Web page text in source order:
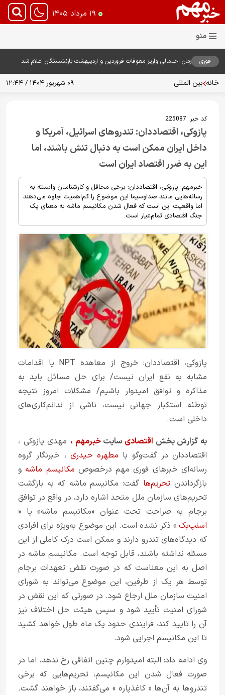
۱۹ مرداد ۱۴۰۵
فوری زمان احتمالی واریز معوقات فروردین و اردیبهشت بازنشستگان اعلام شد
خانه بین المللی ۰۹ شهریور ۱۴۰۴ / ۱۲:۴۴
کد خبر: 225087
پازوکی، اقتصاددان: تندروهای اسرائیل، آمریکا و
داخل ایران ممکن است به دنبال تنش باشند، اما
این به ضرر اقتصاد ایران است
خبرمهم: پازوکی، اقتصاددان: برخی محافل و کارشناسان وابسته به
رسانه‌هایی مانند صداوسیما این موضوع را کم‌اهمیت جلوه می‌دهند
اما واقعیت این است که فعال شدن مکانیسم ماشه به معنای یک
جنگ اقتصادی تمام‌عیار است.
پازوکی، اقتصاددان: خروج از معاهده NPT یا اقدامات
مشابه به نفع ایران نیست/ برای حل مسائل باید به
مذاکره و توافق امیدوار باشیم/ مشکلات امروز نتیجه
توطئه استکبار جهانی نیست، ناشی از ندانم‌کاری‌های
داخلی است.
به گزارش بخش اقتصادی سایتخبرمهم ، مهدی پازوکی ،
اقتصاددان در گفت‌وگو با مطهره حیدری ، خبرنگار گروه
رسانه‌ای خبرهای فوری مهم در‌خصوص مکانیسم ماشه و
بازگرداندن تحریم‌ها گفت: مکانیسم ماشه که به بازگشت
تحریم‌های سازمان ملل متحد اشاره دارد، در واقع در توافق
برجام به صراحت تحت عنوان «مکانیسم ماشه» یا «
اسنپ‌بک » ذکر نشده است. این موضوع به‌ویژه برای افرادی
که دیدگاه‌های تندرو دارند و ممکن است درک کاملی از این
مسئله نداشته باشند، قابل توجه است. مکانیسم ماشه در
اصل به این معناست که در صورت نقض تعهدات برجام
توسط هر یک از طرفین، این موضوع می‌تواند به شورای
امنیت سازمان ملل ارجاع شود. در صورتی که این نقض در
شورای امنیت تأیید شود و سپس هیئت حل اختلاف نیز
آن را تایید کند، فرایندی حدود یک ماه طول خواهد کشید
تا این مکانیسم اجرایی شود.
وی ادامه داد: البته امیدوارم چنین اتفاقی رخ ندهد، اما در
صورت فعال شدن این مکانیسم، تحریم‌هایی که برخی
تندروها به آن‌ها «کاغذپاره » می‌گفتند، باز خواهند گشت.